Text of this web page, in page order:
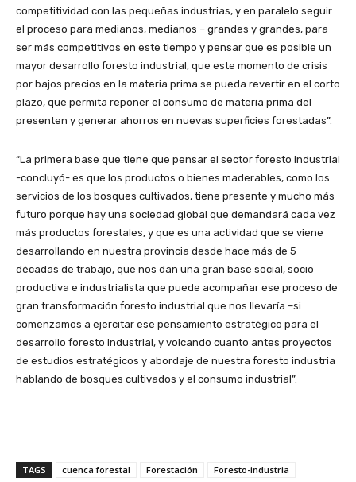
competitividad con las pequeñas industrias, y en paralelo seguir
el proceso para medianos, medianos – grandes y grandes, para
ser más competitivos en este tiempo y pensar que es posible un
mayor desarrollo foresto industrial, que este momento de crisis
por bajos precios en la materia prima se pueda revertir en el corto
plazo, que permita reponer el consumo de materia prima del
presenten y generar ahorros en nuevas superficies forestadas”.
“La primera base que tiene que pensar el sector foresto industrial
-concluyó- es que los productos o bienes maderables, como los
servicios de los bosques cultivados, tiene presente y mucho más
futuro porque hay una sociedad global que demandará cada vez
más productos forestales, y que es una actividad que se viene
desarrollando en nuestra provincia desde hace más de 5
décadas de trabajo, que nos dan una gran base social, socio
productiva e industrialista que puede acompañar ese proceso de
gran transformación foresto industrial que nos llevaría –si
comenzamos a ejercitar ese pensamiento estratégico para el
desarrollo foresto industrial, y volcando cuanto antes proyectos
de estudios estratégicos y abordaje de nuestra foresto industria
hablando de bosques cultivados y el consumo industrial”.
TAGS cuenca forestal Forestación
Foresto-industria